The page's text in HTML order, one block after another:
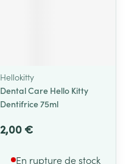
Hellokitty
Dental Care Hello Kitty
Dentifrice 75ml
2,00 €
En rupture de stock